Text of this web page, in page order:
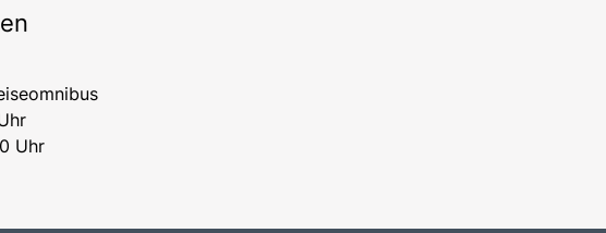
Uhr